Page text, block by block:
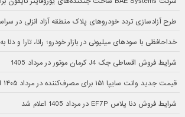
طرح آزادسازی تردد خودروهای پلاک منطقه آزاد انزلی در
خداحافظی با سودهای میلیونی در بازار خودرو؛ رانا، تارا و دنا
شرایط فروش اقساطی جک J4 کرمان موتور در مرداد 1405
قیمت جدید وانت سایپا ۱۵۱ برای مصرف‌کننده در مرداد ۱۴۰۵ اعلام شد
شرایط فروش دنا پلاس EF7P در مرداد 1405 اعلام شد